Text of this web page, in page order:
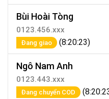
Bùi Hoài Tòng
0123.456.xxx
Đang giao (8:20:23)
Ngô Nam Anh
0123.443.xxx
Đang chuyển COD